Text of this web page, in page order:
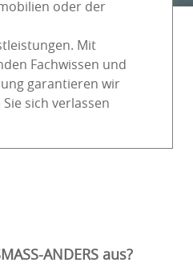
oder der
Mit
Fachwissen und
garantieren wir
sich verlassen
ANDERS aus?